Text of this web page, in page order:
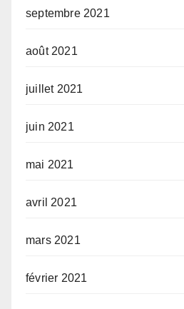
septembre 2021
août 2021
juillet 2021
juin 2021
mai 2021
avril 2021
mars 2021
février 2021